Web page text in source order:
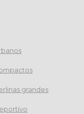
grandes